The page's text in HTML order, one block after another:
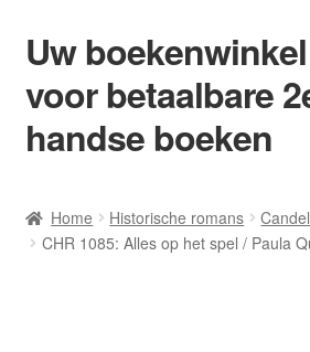
Ga
door
naar
navigatie
Ga
naar
de
inhoud
Uw boekenwinkel
voor betaalbare
handse boeken
Afrekenen
Home Historische romans
CHR 1085: Alles op het spel / Paula